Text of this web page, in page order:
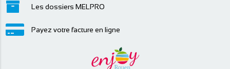
Les dossiers MELPRO
Payez votre facture en ligne